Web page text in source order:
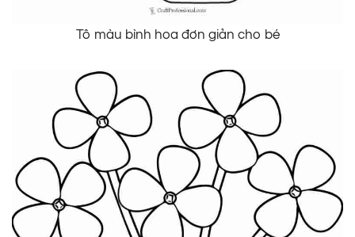
Tô màu bình hoa đơn giản cho bé